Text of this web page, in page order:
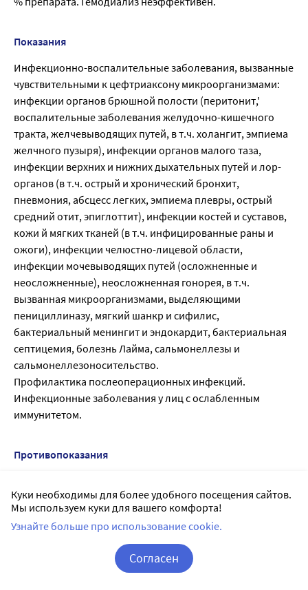
Показания
Инфекционно-воспалительные заболевания, вызванные
чувствительными к цефтриаксону микроорганизмами:
инфекции органов брюшной полости (перитонит,'
воспалительные заболевания желудочно-кишечного
тракта, желчевыводящих путей, в т.ч. холангит, эмпиема
желчного пузыря), инфекции органов малого таза,
инфекции верхних и нижних дыхательных путей и лор-
органов (в т.ч. острый и хронический бронхит,
пневмония, абсцесс легких, эмпиема плевры, острый
средний отит, эпиглоттит), инфекции костей и суставов,
кожи й мягких тканей (в т.ч. инфицированные раны и
ожоги), инфекции челюстно-лицевой области,
инфекции мочевыводящих путей (осложненные и
неосложненные), неосложненная гонорея, в т.ч.
вызванная микроорганизмами, выделяющими
пенициллиназу, мягкий шанкр и сифилис,
бактериальный менингит и эндокардит, бактериальная
септицемия, болезнь Лайма, сальмонеллезы и
сальмонеллезоносительство.
Профилактика послеоперационных инфекций.
Инфекционные заболевания у лиц с ослабленным
иммунитетом.
Противопоказания
другим цефалоспоринам, пенициллинам,
карбапенемам), гипербилирубинемия у новорожденных,
новорожденные, которым показано внутривенное
введение кальцийсодержащих растворов.
Куки необходимы для более удобного посещения сайтов.
Мы используем куки для вашего комфорта!
Узнайте больше про использование cookie.
Согласен